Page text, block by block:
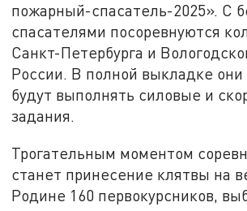
пожарный-спасатель-2025». С
спасателями посоревнуются
Санкт-Петербурга и
России. В полной выкладке они
будут выполнять силовые и
задания.
Трогательным моментом
станет принесение клятвы на
Родине 160 первокурсников,